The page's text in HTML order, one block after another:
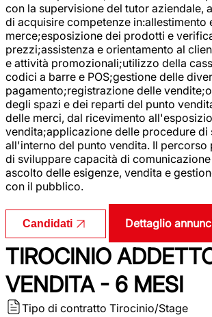
con la supervisione del tutor aziendale,
di acquisire competenze in:allestimento
merce;esposizione dei prodotti e
prezzi;assistenza e orientamento al
e attività promozionali;utilizzo della
codici a barre e POS;gestione delle
pagamento;registrazione delle
degli spazi e dei reparti del punto
delle merci, dal ricevimento
vendita;applicazione delle procedure di
all'interno del punto vendita. Il percorso
di sviluppare capacità di
ascolto delle esigenze, vendita e
con il pubblico.
Candidati Dettaglio
TIROCINIO
VENDITA - 6 MESI
Tipo di contratto Tirocinio/Stage